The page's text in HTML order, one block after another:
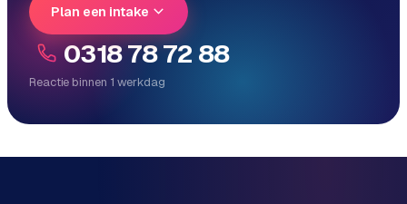
Plan een intake
0318 78 72 88
Reactie binnen 1 werkdag
Direct persoonlijk contact, geen ticketsysteem